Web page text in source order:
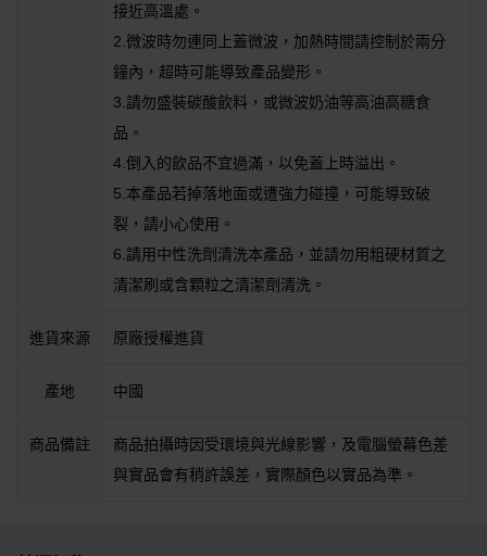
接近高溫處。
2.微波時勿連同上蓋微波，加熱時間請控制於兩分
鐘內，超時可能導致產品變形。
3.請勿盛裝碳酸飲料，或微波奶油等高油高糖食
品。
4.倒入的飲品不宜過滿，以免蓋上時溢出。
5.本產品若掉落地面或遭強力碰撞，可能導致破
裂，請小心使用。
6.請用中性洗劑清洗本產品，並請勿用粗硬材質之
清潔刷或含顆粒之清潔劑清洗。
進貨來源 原廠授權進貨
產地 中國
商品備註
商品拍攝時因受環境與光線影響，及電腦螢幕色差
與實品會有稍許誤差，實際顏色以實品為準。